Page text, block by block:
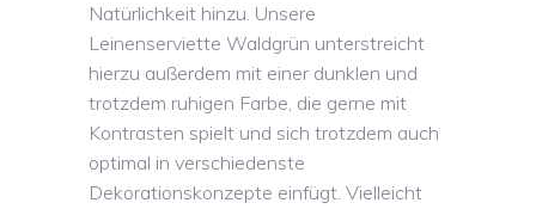
Natürlichkeit hinzu. Unsere
Leinenserviette Waldgrün unterstreicht
hierzu außerdem mit einer dunklen und
trotzdem ruhigen Farbe, die gerne mit
Kontrasten spielt und sich trotzdem auch
optimal in verschiedenste
Dekorationskonzepte einfügt. Vielleicht